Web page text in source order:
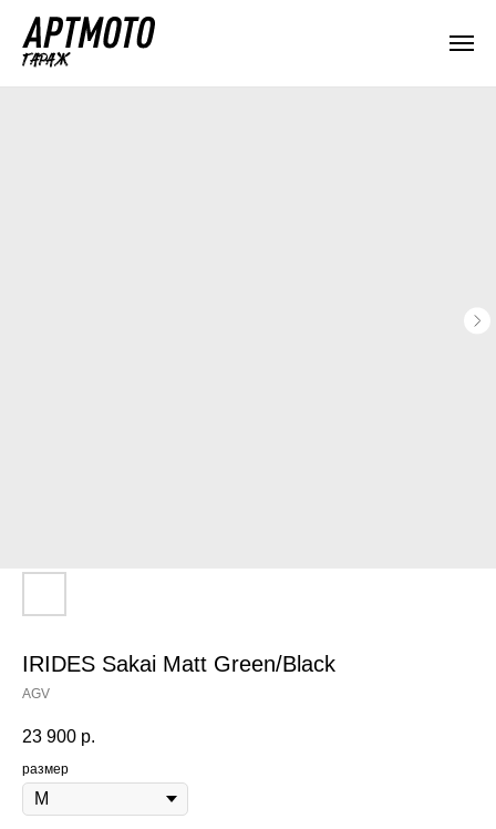
IRIDES Sakai Matt Green/Black
AGV
23 900 р.
размер